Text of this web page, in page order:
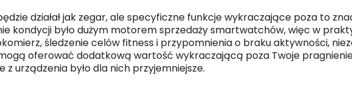
działał jak zegar, ale specyficzne funkcje wykraczające poza to
kondycji było dużym motorem sprzedaży smartwatchów, więc w
śledzenie celów fitness i przypomnienia o braku aktywności,
oferować dodatkową wartość wykraczającą poza Twoje
urządzenia było dla nich przyjemniejsze.